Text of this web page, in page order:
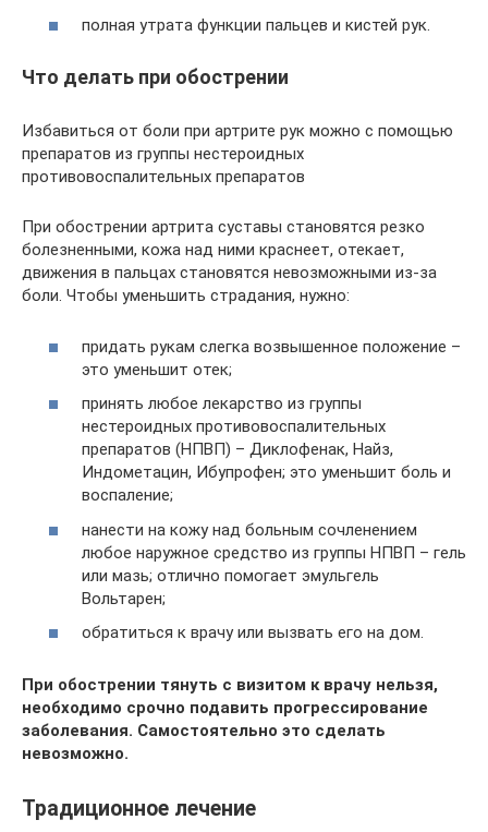
полная утрата функции пальцев и кистей рук.
Что делать при обострении
Избавиться от боли при артрите рук можно с помощью
препаратов из группы нестероидных
противовоспалительных препаратов
При обострении артрита суставы становятся резко
болезненными, кожа над ними краснеет, отекает,
движения в пальцах становятся невозможными из-за
боли. Чтобы уменьшить страдания, нужно:
придать рукам слегка возвышенное положение –
это уменьшит отек;
принять любое лекарство из группы
нестероидных противовоспалительных
препаратов (НПВП) – Диклофенак, Найз,
Индометацин, Ибупрофен; это уменьшит боль и
воспаление;
нанести на кожу над больным сочленением
любое наружное средство из группы НПВП – гель
или мазь; отлично помогает эмульгель
Вольтарен;
обратиться к врачу или вызвать его на дом.
При обострении тянуть с визитом к врачу нельзя,
необходимо срочно подавить прогрессирование
заболевания. Самостоятельно это сделать
невозможно.
Традиционное лечение